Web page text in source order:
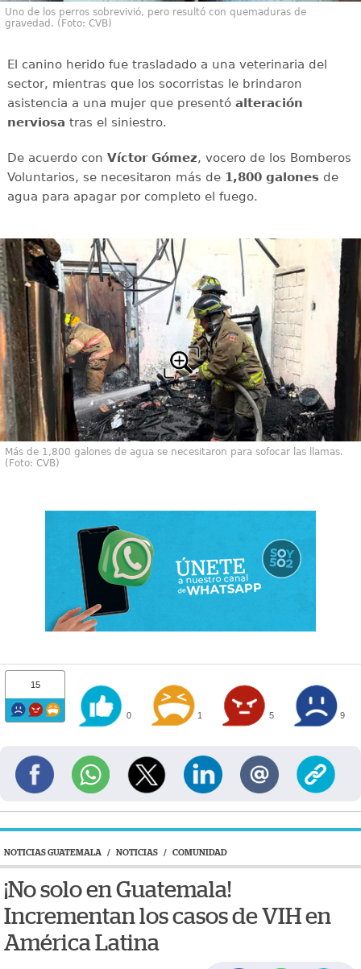
Uno de los perros sobrevivió, pero resultó con quemaduras de
gravedad. (Foto: CVB)
El canino herido fue trasladado a una veterinaria del
sector, mientras que los socorristas le brindaron
asistencia a una mujer que presentó alteración
nerviosa tras el siniestro.
De acuerdo con Víctor Gómez, vocero de los Bomberos
Voluntarios, se necesitaron más de 1,800 galonesde
agua para apagar por completo el fuego.
Más de 1,800 galones de agua se necesitaron para sofocar las llamas.
(Foto: CVB)
15
0 1 5 9
NOTICIAS GUATEMALA / NOTICIAS / COMUNIDAD
¡No solo en Guatemala!
Incrementan los casos de VIH en
América Latina